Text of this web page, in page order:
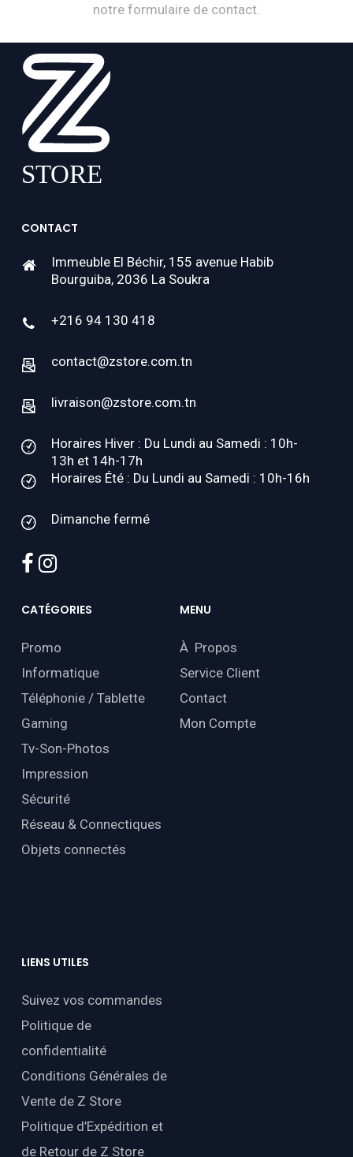
notre formulaire de contact.
CONTACT
Immeuble El Béchir, 155 avenue Habib
Bourguiba, 2036 La Soukra
+216 94 130 418
contact@zstore.com.tn
livraison@zstore.com.tn
Horaires Hiver : Du Lundi au Samedi : 10h-
13h et 14h-17h
Horaires Été : Du Lundi au Samedi : 10h-16h
Dimanche fermé
facebook
instagram
CATÉGORIES
Promo
Informatique
Téléphonie / Tablette
Gaming
Tv-Son-Photos
Impression
Sécurité
Réseau & Connectiques
Objets connectés
MENU
À Propos
Service Client
Contact
Mon Compte
LIENS UTILES
Suivez vos commandes
Politique de
confidentialité
Conditions Générales de
Vente de Z Store
Politique d’Expédition et
de Retour de Z Store